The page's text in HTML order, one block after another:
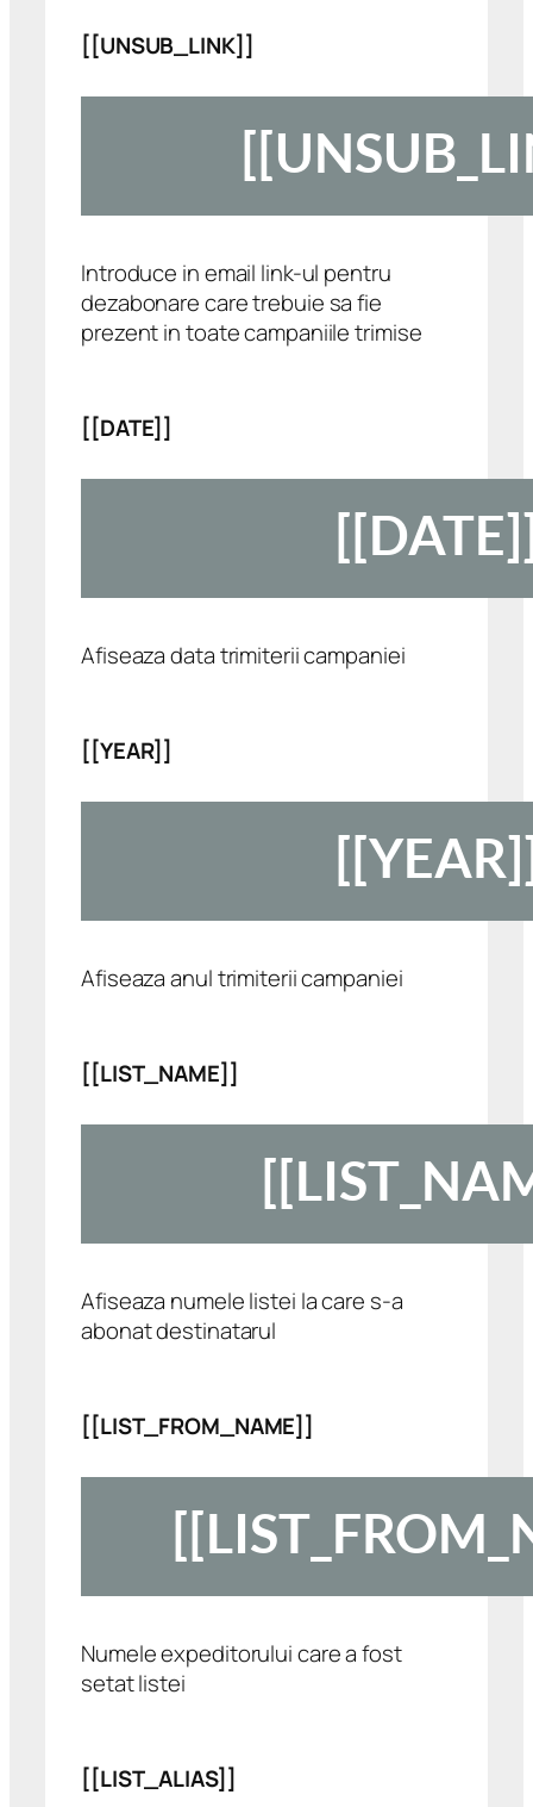
[[UNSUB_LINK]]
Introduce in email link-ul pentru
dezabonare care trebuie sa fie
prezent in toate campaniile trimise
[[DATE]]
Afiseaza data trimiterii campaniei
[[YEAR]]
Afiseaza anul trimiterii campaniei
[[LIST_NAME]]
Afiseaza numele listei la care s-a
abonat destinatarul
[[LIST_FROM_NAME]]
Numele expeditorului care a fost
setat listei
[[LIST_ALIAS]]